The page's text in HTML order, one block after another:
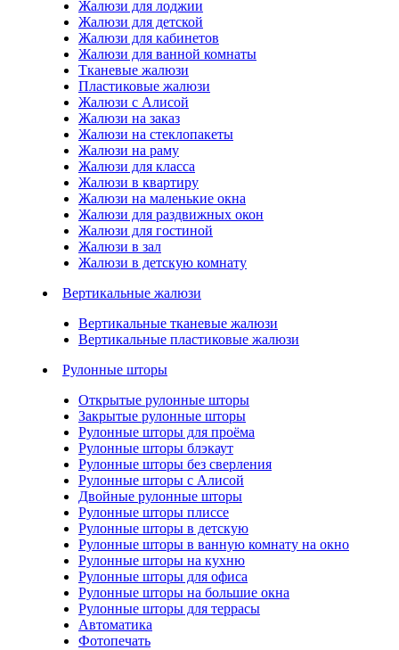
Жалюзи для лоджии
Жалюзи для детской
Жалюзи для кабинетов
Жалюзи для ванной комнаты
Тканевые жалюзи
Пластиковые жалюзи
Жалюзи с Алисой
Жалюзи на заказ
Жалюзи на стеклопакеты
Жалюзи на раму
Жалюзи для класса
Жалюзи в квартиру
Жалюзи на маленькие окна
Жалюзи для раздвижных окон
Жалюзи для гостиной
Жалюзи в зал
Жалюзи в детскую комнату
Вертикальные жалюзи
Вертикальные тканевые жалюзи
Вертикальные пластиковые жалюзи
Рулонные шторы
Открытые рулонные шторы
Закрытые рулонные шторы
Рулонные шторы для проёма
Рулонные шторы блэкаут
Рулонные шторы без сверления
Рулонные шторы с Алисой
Двойные рулонные шторы
Рулонные шторы плиссе
Рулонные шторы в детскую
Рулонные шторы в ванную комнату на окно
Рулонные шторы на кухню
Рулонные шторы для офиса
Рулонные шторы на большие окна
Рулонные шторы для террасы
Автоматика
Фотопечать